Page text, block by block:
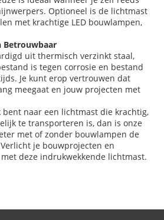
Optioneel is de lichtmast
met krachtige LED bouwlampen,
Betrouwbaar
uit thermisch verzinkt staal,
is tegen corrosie en bestand
Je kunt erop vertrouwen dat
meegaat en jouw projecten met
bent naar een lichtmast die krachtig,
te transporteren is, dan is onze
met of zonder bouwlampen de
je bouwprojecten en
deze indrukwekkende lichtmast.